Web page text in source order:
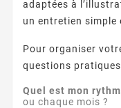
adaptées à
un entretien simple
Pour organiser
questions
Quel est mon
ou chaque mois ?